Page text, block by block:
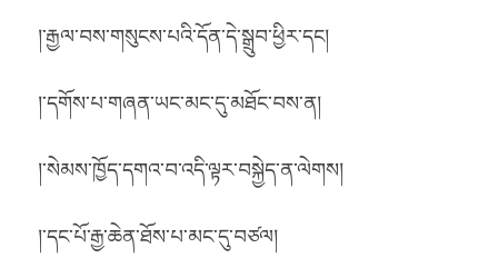
།་རྒྱལ་བས་གསུངས་པའི་དོན་དེ་སྒྲུབ་ཕྱིར་དང།
།་དགོས་པ་གཞན་ཡང་མང་དུ་མཐོང་བས་ན།
།་སེམས་ཁྱོད་དགའ་བ་འདི་ལྟར་བསྐྱེད་ན་ལེགས།
།་དང་པོ་རྒྱ་ཆེན་ཐོས་པ་མང་དུ་བཙལ།